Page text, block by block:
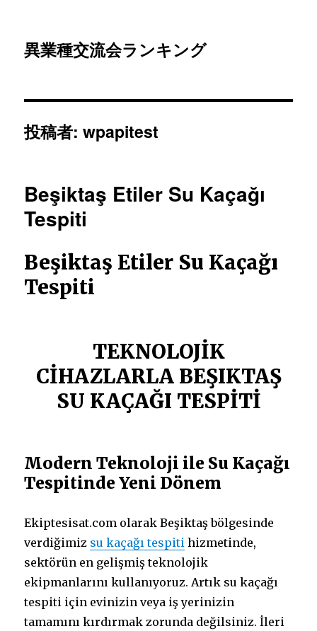
異業種交流会ランキング
投稿者:wpapitest
Beşiktaş Etiler Su Kaçağı
Tespiti
Beşiktaş Etiler Su Kaçağı
Tespiti
TEKNOLOJİK
CİHAZLARLA BEŞIKTAŞ
SU KAÇAĞI TESPİTİ
Modern Teknoloji ile Su Kaçağı
Tespitinde Yeni Dönem
Ekiptesisat.com olarak Beşiktaş bölgesinde
verdiğimiz su kaçağı tespiti hizmetinde,
sektörün en gelişmiş teknolojik
ekipmanlarını kullanıyoruz. Artık su kaçağı
tespiti için evinizin veya iş yerinizin
tamamını kırdırmak zorunda değilsiniz. İleri